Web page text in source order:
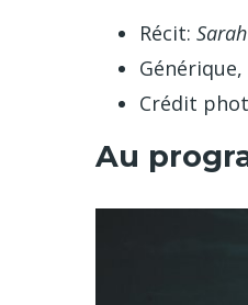
Récit:
Crédit
Au